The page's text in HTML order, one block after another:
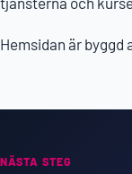
Hemsidan är byggd
NÄSTA STEG